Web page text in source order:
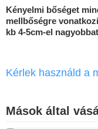
Kényelmi bőséget
mellbőségre
kb 4-5cm-el
Kérlek használd a
Mások által